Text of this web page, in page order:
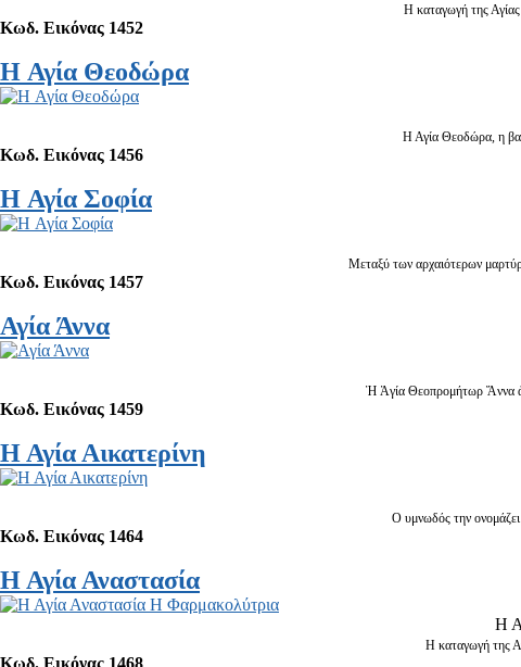
Η καταγωγή της
Κωδ. Εικόνας 1452
H Αγία Θεοδώρα
Η Αγία Θεοδώρα, η
Κωδ. Εικόνας 1456
H Αγία Σοφία
Μεταξύ των αρχαιότερων
Κωδ. Εικόνας 1457
Αγία Άννα
Ἡ Ἁγία Θεοπρομήτωρ Ἄννα
Κωδ. Εικόνας 1459
Η Αγία Αικατερίνη
Ο υμνωδός την ονομάζει
Κωδ. Εικόνας 1464
Η Αγία Αναστασία
Η
Η καταγωγή της
Κωδ. Εικόνας 1468